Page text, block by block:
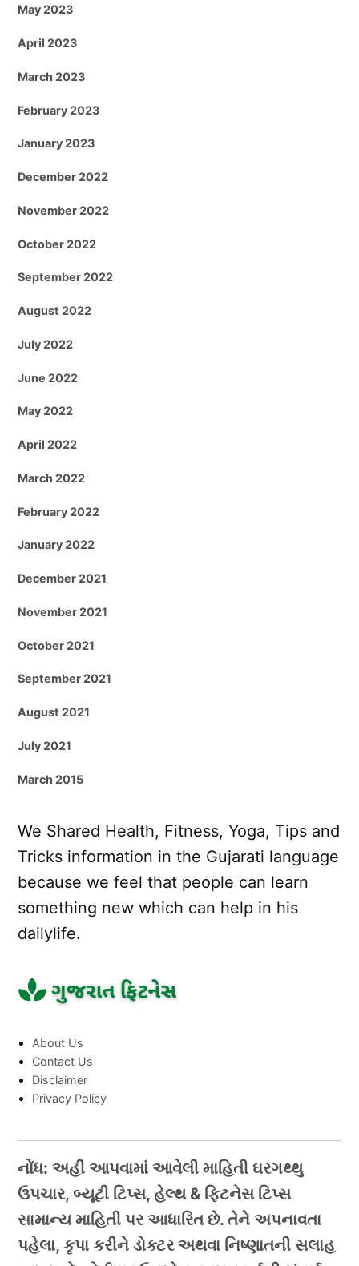
May 2023
April 2023
March 2023
February 2023
January 2023
December 2022
November 2022
October 2022
September 2022
August 2022
July 2022
June 2022
May 2022
April 2022
March 2022
February 2022
January 2022
December 2021
November 2021
October 2021
September 2021
August 2021
July 2021
March 2015
We Shared Health, Fitness, Yoga, Tips and
Tricks information in the Gujarati language
because we feel that people can learn
something new which can help in his
dailylife.
About Us
Contact Us
Disclaimer
Privacy Policy
નોંધ: અહીં આપવામાં આવેલી માહિતી ઘરગથ્થુ
ઉપચાર, બ્યૂટી ટિપ્સ, હેલ્થ & ફિટનેસ ટિપ્સ
સામાન્ય માહિતી પર આધારિત છે. તેને અપનાવતા
પહેલા, કૃપા કરીને ડોક્ટર અથવા નિષ્ણાતની સલાહ